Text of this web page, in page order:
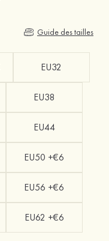
Guide des tailles
EU32
EU38
EU44
EU50 +€6
EU56 +€6
EU62 +€6